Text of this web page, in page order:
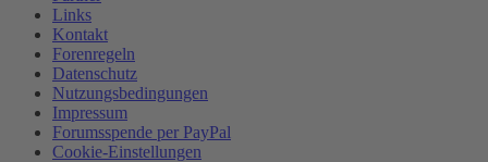
Links
Kontakt
Forenregeln
Datenschutz
Nutzungsbedingungen
Impressum
Forumsspende per PayPal
Cookie-Einstellungen